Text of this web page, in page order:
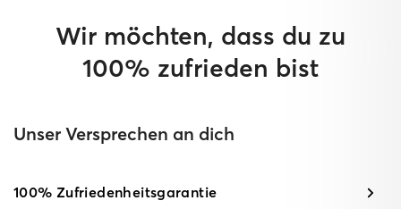
Wir möchten, dass du zu
100% zufrieden bist
Unser Versprechen an dich
100% Zufriedenheitsgarantie